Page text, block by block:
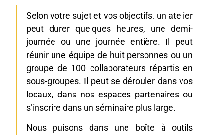
Selon votre sujet et vos objectifs, un atelier
peut durer quelques heures, une demi-
journée ou une journée entière. Il peut
réunir une équipe de huit personnes ou un
groupe de 100 collaborateurs répartis en
sous-groupes. Il peut se dérouler dans vos
locaux, dans nos espaces partenaires ou
s’inscrire dans un séminaire plus large.
Nous puisons dans une boîte à outils